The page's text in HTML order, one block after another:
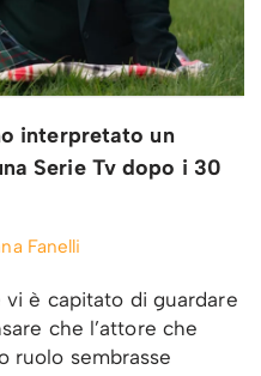
interpretato un
Serie Tv dopo i 30
Fanelli
vi è capitato di guardare
che l’attore che
ruolo sembrasse